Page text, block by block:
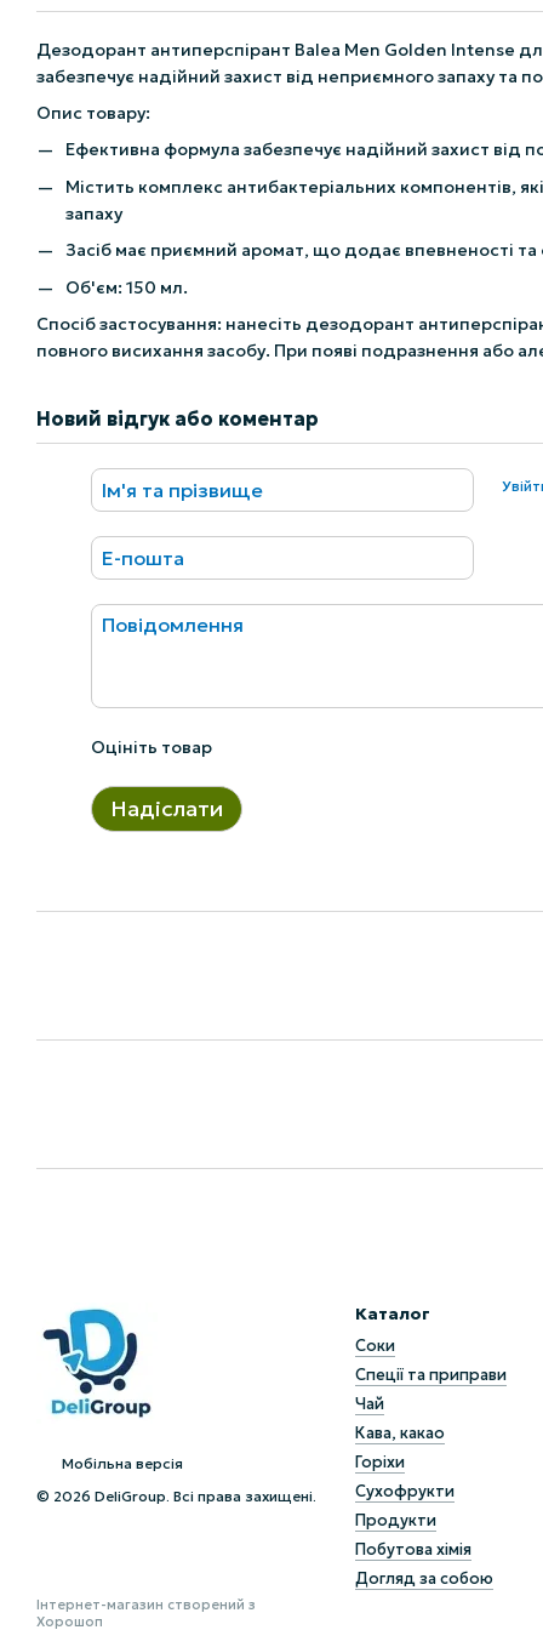
Дезодорант антиперспірант Balea Men Golden Intense
забезпечує надійний захист від неприємного запаху та
Опис товару:
Ефективна формула забезпечує надійний захист від
Містить комплекс антибактеріальних компонентів,
запаху
Засіб має приємний аромат, що додає впевненості та
Об'єм: 150 мл.
Спосіб застосування: нанесіть дезодорант
повного висихання засобу. При появі подразнення або
Новий відгук або коментар
Оцініть товар
Надіслати
Мобільна версія
© 2026 DeliGroup. Всі права захищені.
Інтернет-магазин створений з
Хорошоп
Каталог
Соки
Спеції та приправи
Чай
Кава, какао
Горіхи
Сухофрукти
Продукти
Побутова хімія
Догляд за собою